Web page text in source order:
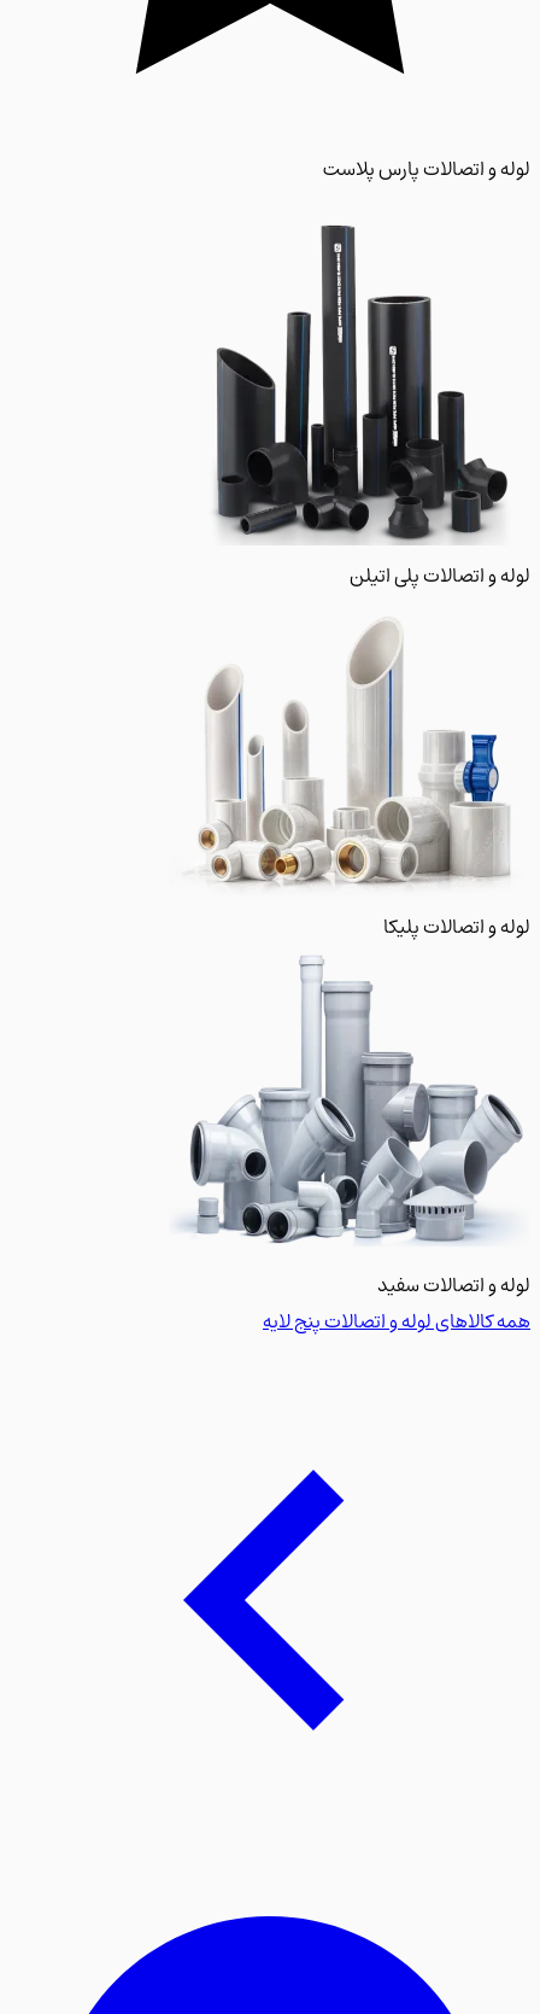
و اتصالات پارس پلاست
اتصالات پلی اتیلن
اتصالات پلیکا
و اتصالات سفید
لوله و اتصالات پنج لایه